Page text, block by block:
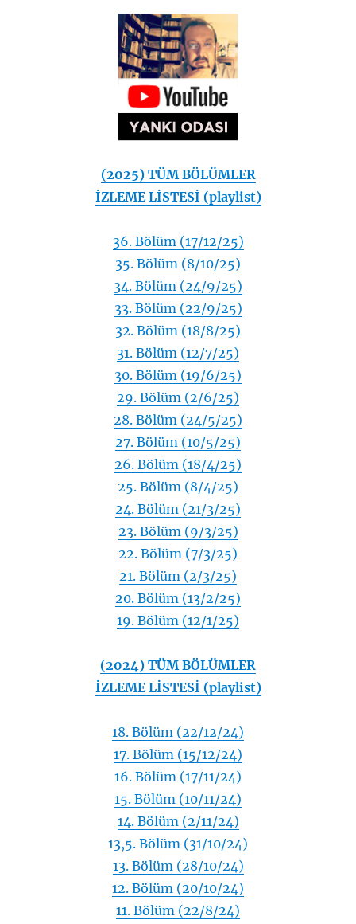
(2025) TÜM BÖLÜMLER
İZLEME LİSTESİ (playlist)
36. Bölüm (17/12/25)
35. Bölüm (8/10/25)
34. Bölüm (24/9/25)
33. Bölüm (22/9/25)
32. Bölüm (18/8/25)
31. Bölüm (12/7/25)
30. Bölüm (19/6/25)
29. Bölüm (2/6/25)
28. Bölüm (24/5/25)
27. Bölüm (10/5/25)
26. Bölüm (18/4/25)
25. Bölüm (8/4/25)
24. Bölüm (21/3/25)
23. Bölüm (9/3/25)
22. Bölüm (7/3/25)
21. Bölüm (2/3/25)
20. Bölüm (13/2/25)
19. Bölüm (12/1/25)
(2024) TÜM BÖLÜMLER
İZLEME LİSTESİ (playlist)
18. Bölüm (22/12/24)
17. Bölüm (15/12/24)
16. Bölüm (17/11/24)
15. Bölüm (10/11/24)
14. Bölüm (2/11/24)
13,5. Bölüm (31/10/24)
13. Bölüm (28/10/24)
12. Bölüm (20/10/24)
11. Bölüm (22/8/24)